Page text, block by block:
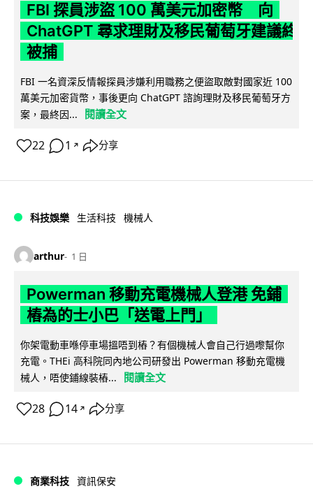
FBI 探員涉盜 100 萬美元加密幣 向
ChatGPT 尋求理財及移民葡萄牙建議終
被捕
FBI 一名資深反情報探員涉嫌利用職務之便盜取敵對國家近 100
萬美元加密貨幣，事後更向 ChatGPT 諮詢理財及移民葡萄牙方
案，最終因...
閱讀全文
22 1 ↗ 分享
科技娛樂 生活科技 機械人
arthur 1 日
Powerman 移動充電機械人登港 免鋪
樁為的士小巴「送電上門」
你架電動車喺停車場搵唔到樁？有個機械人會自己行過嚟幫你
充電。THEi 高科院同內地公司研發出 Powerman 移動充電機
械人，唔使鋪線裝樁...
閱讀全文
28 14 ↗ 分享
商業科技 資訊保安